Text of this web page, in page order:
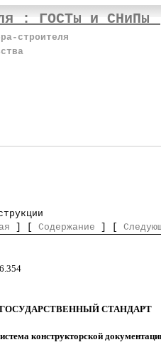
: ГОСТы и СНиПы |
строителя
Содержание
СТАНДАРТ
конструкторской